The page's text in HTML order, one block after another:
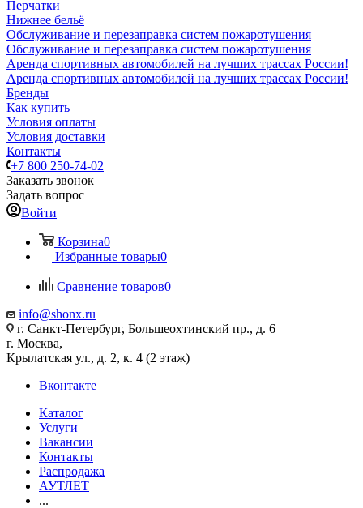
Перчатки
Нижнее бельё
Обслуживание и перезаправка систем пожаротушения
Обслуживание и перезаправка систем пожаротушения
Аренда спортивных автомобилей на лучших трассах России!
Аренда спортивных автомобилей на лучших трассах России!
Бренды
Как купить
Условия оплаты
Условия доставки
Контакты
+7 800 250-74-02
Заказать звонок
Задать вопрос
Войти
Корзина0
Избранные товары0
Сравнение товаров0
info@shonx.ru
г. Санкт-Петербург, Большеохтинский пр., д. 6
г. Москва,
Крылатская ул., д. 2, к. 4 (2 этаж)
Вконтакте
Каталог
Услуги
Вакансии
Контакты
Распродажа
АУТЛЕТ
...